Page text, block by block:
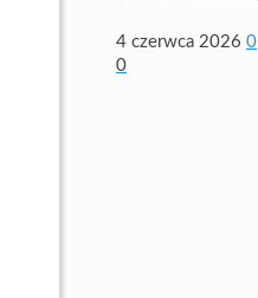
4 czerwca 2026 0
0